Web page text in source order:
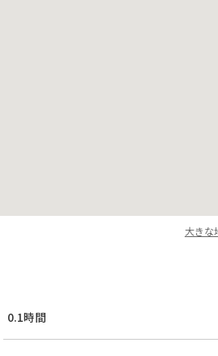
大きな
0.1時間